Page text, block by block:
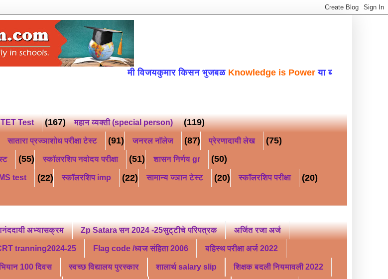
मी विजयकुमार किसन भुजबळKnowledge is Powerया ब्लॉगवर सहर्ष स्वागत
TET Test (167) महान व्यक्ती (special person) (119)
सातारा प्रज्ञाशोध परीक्षा टेस्ट (91) जनरल नॉलेज (87) प्रेरणादायी लेख (75)
(55) स्कॉलरशिप नवोदय परीक्षा (51) शासन निर्णय gr (50)
test (22) स्कॉलरशिप imp (22) सामान्य ज्ञान टेस्ट (20) स्कॉलरशिप परीक्षा (20)
अभ्यासक्रम Zp Satara सन 2024 -25सुट्टीचे परिपत्रक अर्जित रजा अर्ज
tranning2024-25 Flag code /ध्वज संहिता 2006 बहिस्थ परीक्षा अर्ज 2022
100 दिवस स्वच्छ विद्यालय पुरस्कार शालार्थ salary slip शिक्षक बदली नियमावली 2022